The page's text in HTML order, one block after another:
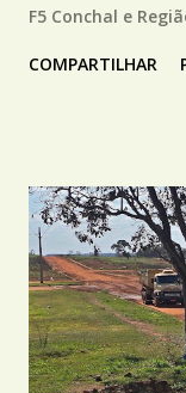
F5 Conchal e
COMPARTILHAR